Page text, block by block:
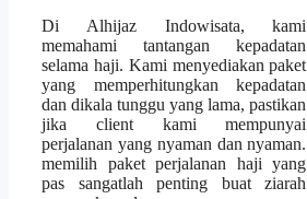
Di Alhijaz Indowisata, kami
memahami tantangan kepadatan
selama haji. Kami menyediakan paket
yang memperhitungkan kepadatan
dan dikala tunggu yang lama, pastikan
jika client kami mempunyai
perjalanan yang nyaman dan nyaman.
memilih paket perjalanan haji yang
pas sangatlah penting buat ziarah